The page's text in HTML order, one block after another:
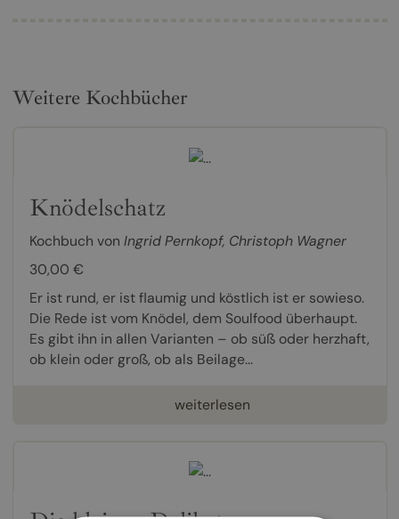
Weitere Kochbücher
Knödelschatz
Kochbuch von Ingrid Pernkopf, Christoph Wagner
30,00 €
Er ist rund, er ist flaumig und köstlich ist er sowieso.
Die Rede ist vom Knödel, dem Soulfood überhaupt.
Es gibt ihn in allen Varianten – ob süß oder herzhaft,
ob klein oder groß, ob als Beilage...
weiterlesen